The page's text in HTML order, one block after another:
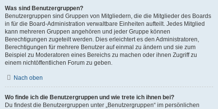
Was sind Benutzergruppen?
Benutzergruppen sind Gruppen von Mitgliedern, die die Mitglieder des Boards
in für die Board-Administration verwaltbare Einheiten aufteilt. Jedes Mitglied
kann mehreren Gruppen angehören und jeder Gruppe können
Berechtigungen zugeteilt werden. Dies erleichtert es den Administratoren,
Berechtigungen für mehrere Benutzer auf einmal zu ändern und sie zum
Beispiel zu Moderatoren eines Bereichs zu machen oder ihnen Zugriff zu
einem nichtöffentlichen Forum zu geben.
Nach oben
Wo finde ich die Benutzergruppen und wie trete ich ihnen bei?
Du findest die Benutzergruppen unter „Benutzergruppen“ im persönlichen